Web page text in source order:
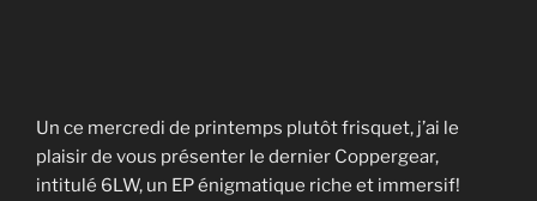
Un ce mercredi de printemps plutôt frisquet, j’ai le
plaisir de vous présenter le dernier Coppergear,
intitulé 6LW, un EP énigmatique riche et immersif!